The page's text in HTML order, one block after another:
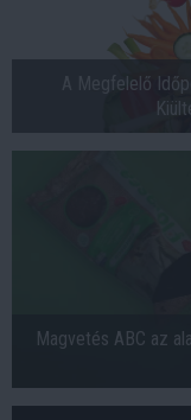
A Megfelelő
Magvetés ABC az